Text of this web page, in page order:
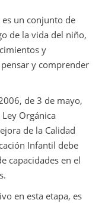
un conjunto de
de la vida del niño,
y
y comprender
de 3 de mayo,
Orgánica
de la Calidad
Infantil debe
capacidades en el
en esta etapa, es